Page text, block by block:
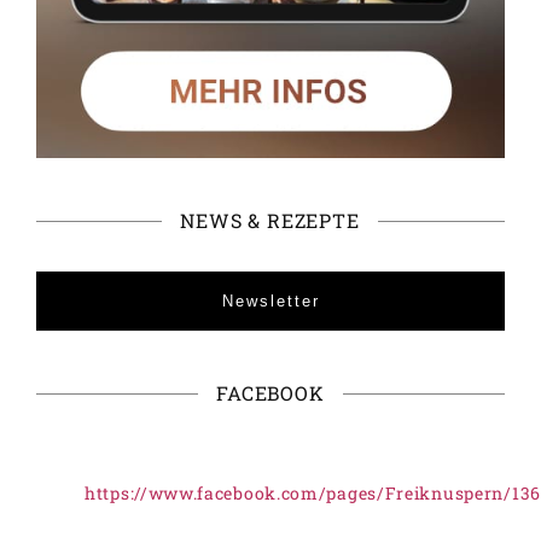
NEWS & REZEPTE
Newsletter
FACEBOOK
https://www.facebook.com/pages/Freiknuspern/